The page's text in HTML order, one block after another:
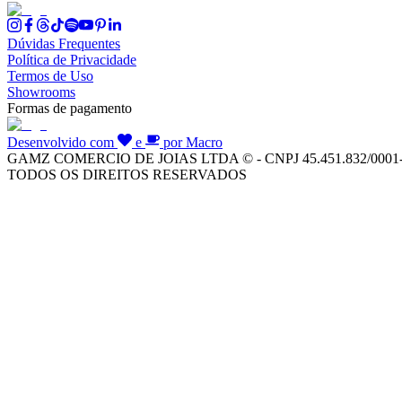
Dúvidas Frequentes
Política de Privacidade
Termos de Uso
Showrooms
Formas de pagamento
Desenvolvido com e
por Macro
GAMZ COMERCIO DE JOIAS LTDA © - CNPJ 45.451.832/
TODOS OS DIREITOS RESERVADOS